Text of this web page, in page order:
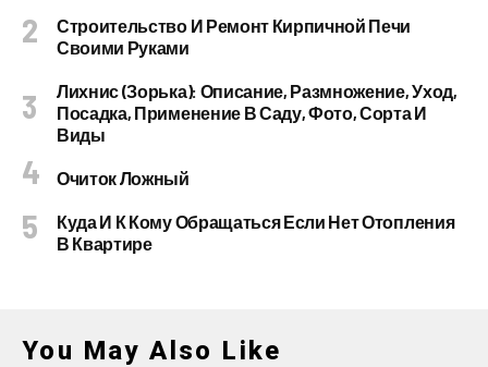
Строительство И Ремонт Кирпичной Печи
Своими Руками
Лихнис (Зорька): Описание, Размножение, Уход,
Посадка, Применение В Саду, Фото, Сорта И
Виды
Очиток Ложный
Куда И К Кому Обращаться Если Нет Отопления
В Квартире
You May Also Like